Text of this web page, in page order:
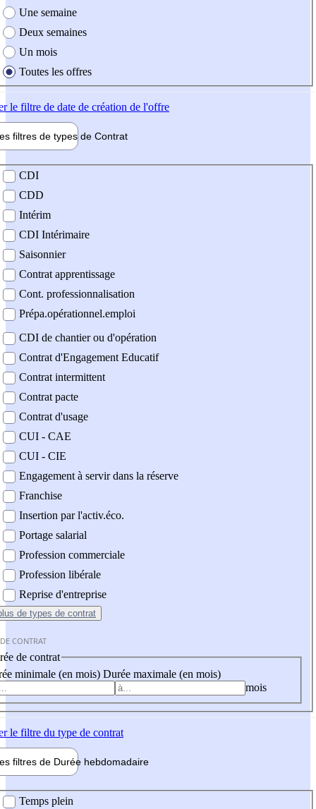
Une semaine
Deux semaines
Un mois
Toutes les offres
le filtre de date de création de l'offre
filtres de types de Contrat
contrat
CDI
CDD
Intérim
CDI Intérimaire
Saisonnier
Contrat apprentissage
Cont. professionnalisation
Prépa.opérationnel.emploi
CDI de chantier ou d'opération
Contrat d'Engagement Educatif
Contrat intermittent
Contrat pacte
Contrat d'usage
CUI - CAE
CUI - CIE
Engagement à servir dans la réserve
Franchise
Insertion par l'activ.éco.
Portage salarial
Profession commerciale
Profession libérale
Reprise d'entreprise
de types de contrat
CONTRAT
de contrat
minimale (en mois) Durée maximale (en mois)
mois
le filtre du type de contrat
filtres de Durée hebdomadaire
Temps plein